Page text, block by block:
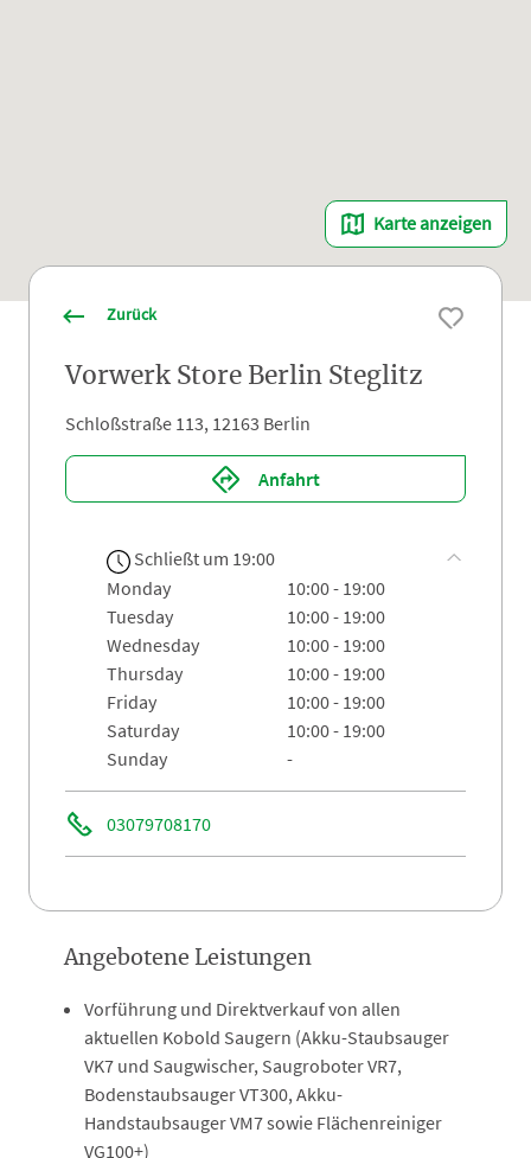
Karte anzeigen
Zurück
Vorwerk Store Berlin Steglitz
Schloßstraße 113, 12163 Berlin
Anfahrt
Schließt um 19:00
monday
10:00 - 19:00
tuesday
10:00 - 19:00
wednesday
10:00 - 19:00
thursday
10:00 - 19:00
friday
10:00 - 19:00
saturday
10:00 - 19:00
sunday
-
03079708170
Angebotene Leistungen
Vorführung und Direktverkauf von allen
aktuellen Kobold Saugern (Akku-Staubsauger
VK7 und Saugwischer, Saugroboter VR7,
Bodenstaubsauger VT300, Akku-
Handstaubsauger VM7 sowie Flächenreiniger
VG100+)